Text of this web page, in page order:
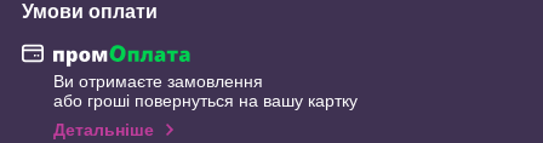
Умови оплати
Ви отримаєте замовлення
або гроші повернуться на вашу картку
Детальніше